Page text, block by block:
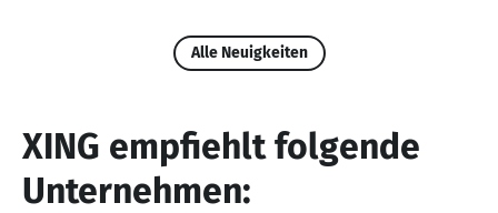
Alle Neuigkeiten
XING empfiehlt folgende
Unternehmen: